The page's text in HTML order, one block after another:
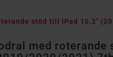
stöd till iPad 10.2"
med